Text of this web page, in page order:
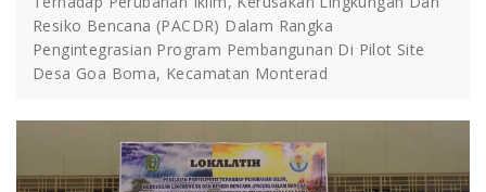
Resiko Bencana (PACDR) Dalam Rangka
Pengintegrasian Program Pembangunan Di Pilot Site
Desa Goa Boma, Kecamatan Monterad